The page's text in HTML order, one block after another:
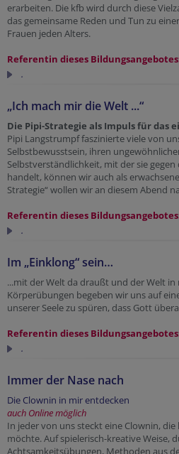
erarbeiten. Die kfb wird durch diese
das gemeinsame Reden und Tun zu
Frauen jeden Alters.
Referentin dieses
.
„Ich mach mir die Welt ...“
Die Pipi-Strategie als Impuls für das
Pipi Langstrumpf faszinierte viele von
Selbstbewusstsein, ihren
Selbstverständlichkeit, mit der sie
handelt, können wir auch als
Strategie“ wollen wir an diesem Abend
Referentin dieses
.
Im „Einklong“ sein…
...mit der Welt da draußt und der Welt
Körperübungen begeben wir uns auf
unserer Seele zu spüren, dass Gott
Referentin dieses
.
Immer der Nase nach
Die Clownin in mir entdecken
auch Online möglich
In jeder von uns steckt eine Clownin,
möchte. Auf spielerisch-kreative Weise,
Achtsamkeitsübungen, Methoden aus